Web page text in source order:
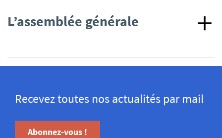
L’assemblée générale
Recevez toutes nos actualités par mail
Abonnez-vous !